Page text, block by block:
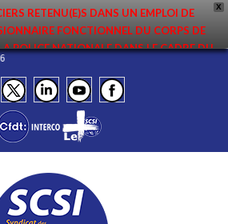
X
RETENU(E)S DANS UN EMPLOI DE
FONCTIONNEL DU CORPS DE
POLICE NATIONALE DANS LE CADRE DU
A ÉTÉ DIFFUSÉE. ELLE EST DISPONIBLE EN
SITE. FÉLICITATIONS AUX NOMMÉ(E)S !
Juin 2026